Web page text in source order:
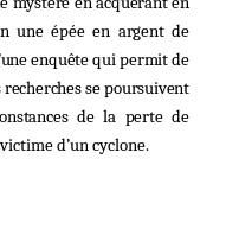
une épée en argent de
enquête qui permit de
se poursuivent
de la perte de
d’un cyclone.